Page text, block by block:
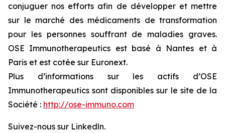
conjuguer nos efforts afin de développer et mettre
sur le marché des médicaments de transformation
pour les personnes souffrant de maladies graves.
OSE Immunotherapeutics est basé à Nantes et à
Paris et est cotée sur Euronext.
Plus d’informations sur les actifs d’OSE
Immunotherapeutics sont disponibles sur le site de la
Société : http://ose-immuno.com
Suivez-nous sur Linkedln.